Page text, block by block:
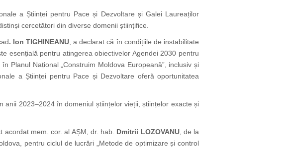
a Științei pentru Pace și Dezvoltare și Galei Laureaților
cercetători din diverse domenii științifice.
. Ion TIGHINEANU , a declarat că în condițiile de instabilitate
esențială pentru atingerea obiectivelor Agendei 2030 pentru
Planul Național „Construim Moldova Europeană”, inclusiv și
a Științei pentru Pace și Dezvoltare oferă oportunitatea
anii 2023–2024 în domeniul științelor vieții, științelor exacte și
acordat mem. cor. al AȘM, dr. hab. Dmitrii LOZOVANU, de la
pentru ciclul de lucrări „Metode de optimizare și control